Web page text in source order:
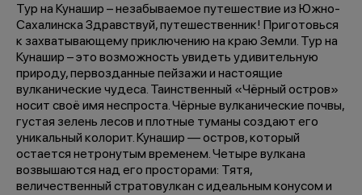
Тур на Кунашир – незабываемое путешествие из Южно-
Сахалинска Здравствуй, путешественник! Приготовься
к захватывающему приключению на краю Земли. Тур на
Кунашир – это возможность увидеть удивительную
природу, первозданные пейзажи и настоящие
вулканические чудеса. Таинственный «Чёрный остров»
носит своё имя неспроста. Чёрные вулканические почвы,
густая зелень лесов и плотные туманы создают его
уникальный колорит. Кунашир — остров, который
остается нетронутым временем. Четыре вулкана
возвышаются над его просторами: Тятя,
величественный стратовулкан с идеальным конусом и